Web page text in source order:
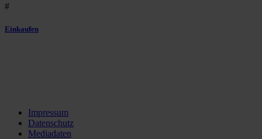
#
Einkaufen
Impressum
Datenschutz
Mediadaten